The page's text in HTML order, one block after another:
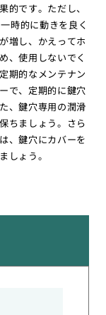
的です。ただし、
時的に動きを良く
増し、かえってホ
、使用しないでく
期的なメンテナン
で、定期的に鍵穴
、鍵穴専用の潤滑
ちましょう。さら
、鍵穴にカバーを
しょう。